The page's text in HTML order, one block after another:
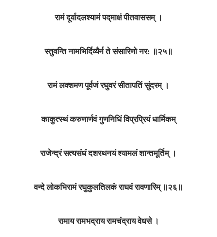
रामं दूर्वादलश्यामं पद्‌माक्षं पीतवाससम्‌ ।
स्तुवन्ति नामभिर्दिव्यैर्न ते संसारिणो नर: ॥२५॥
रामं लक्शमण पूर्वजं रघुवरं सीतापतिं सुंदरम्‌ ।
काकुत्स्थं करुणार्णवं गुणनिधिं विप्रप्रियं धार्मिकम्‌
राजेन्द्रं सत्यसंधं दशरथनयं श्यामलं शान्तमूर्तिम्‌ ।
वन्दे लोकभिरामं रघुकुलतिलकं राघवं रावणारिम्‌ ॥२६॥
रामाय रामभद्राय रामचंद्राय वेधसे ।